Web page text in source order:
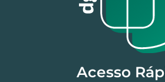
Acesso